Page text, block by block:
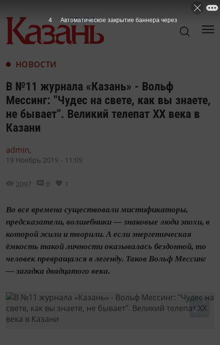
НОВОСТИ
В №11 журнала «Казань» - Вольф
Мессинг: "Чудес на свете, как вы знаете,
не бывает". Великий телепат ХХ века в
Казани
admin,
19 Ноябрь 2019 - 11:09
2097 0 1
Во все времена существовали мистификаторы,
предсказатели, волшебники — знаковые люди эпохи, в
которой жили и творили. А если энергетическая
ёмкость такой личности оказывалась бездонной, то
человек превращался в легенду. Таков Вольф Мессинг
— загадка двадцатого века.
3 Автоматическое закрытие баннера через